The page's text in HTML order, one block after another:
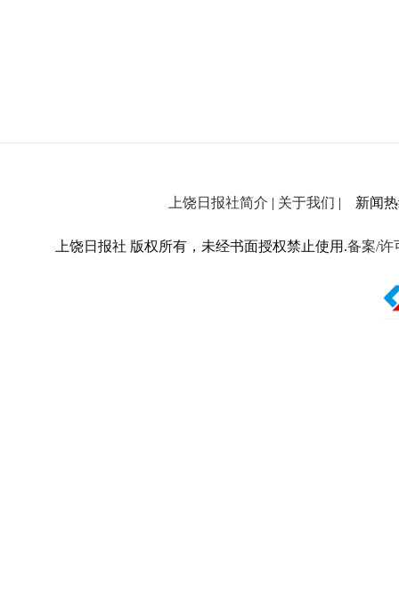
上饶日报社简介 | 关于我们 | 新闻热
上饶日报社 版权所有，未经书面授权禁止使用.备案/许